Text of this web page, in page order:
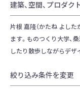
建築、空間、プロダク
片根 嘉隆（かたね よした
ます。ものつくり大学、
したり散歩しながらデザ
絞り込み条件を変更